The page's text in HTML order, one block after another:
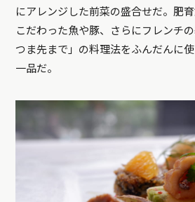
にアレンジした前菜の盛合せだ。肥
こだわった魚や豚、さらにフレンチ
つま先まで」の料理法をふんだんに
一品だ。